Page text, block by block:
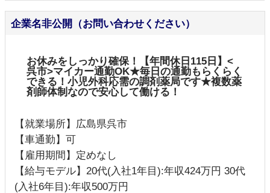
企業名非公開（お問い合わせください）
お休みをしっかり確保！【年間休日115日】<
呉市>マイカー通勤OK★毎日の通勤もらくらく
できる！小児外科応需の調剤薬局です★複数薬
剤師体制なので安心して働ける！
【就業場所】広島県呉市
【車通勤】可
【雇用期間】定めなし
【給与モデル】20代(入社1年目):年収424万円 30代
(入社6年目):年収500万円